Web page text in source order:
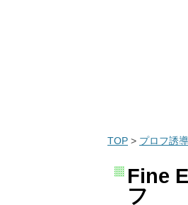
TOP > プロフ誘
Fine
フ